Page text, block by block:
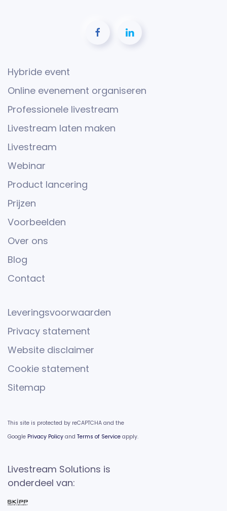
Hybride event
Online evenement organiseren
Professionele livestream
Livestream laten maken
Livestream
Webinar
Product lancering
Prijzen
Voorbeelden
Over ons
Blog
Contact
Leveringsvoorwaarden
Privacy statement
Website disclaimer
Cookie statement
Sitemap
This site is protected by reCAPTCHA and the
Google Privacy Policy and Terms of Service apply.
Livestream Solutions is
onderdeel van: